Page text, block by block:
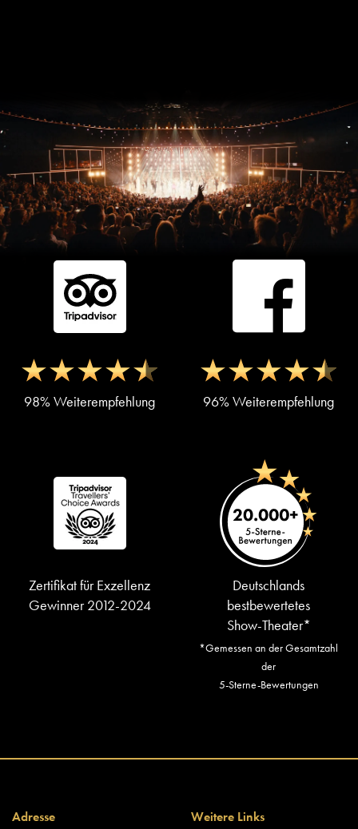
98% Weiterempfehlung 96% Weiterempfehlung
Zertifikat für Exzellenz
Gewinner 2012-2024
Deutschlands
bestbewertetes
Show-Theater*
*Gemessen an der Gesamtzahl
der
5-Sterne-Bewertungen
Adresse Weitere Links